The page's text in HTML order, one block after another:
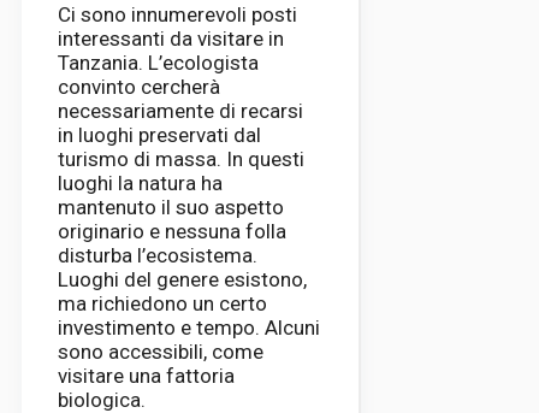
Ci sono innumerevoli posti
interessanti da visitare in
Tanzania. L’ecologista
convinto cercherà
necessariamente di recarsi
in luoghi preservati dal
turismo di massa. In questi
luoghi la natura ha
mantenuto il suo aspetto
originario e nessuna folla
disturba l’ecosistema.
Luoghi del genere esistono,
ma richiedono un certo
investimento e tempo. Alcuni
sono accessibili, come
visitare una fattoria
biologica.